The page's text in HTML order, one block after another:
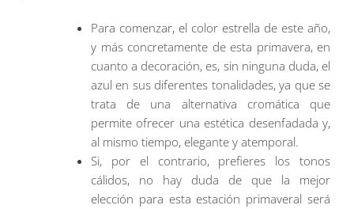
Para comenzar, el color estrella de este año,
y más concretamente de esta primavera, en
cuanto a decoración, es, sin ninguna duda, el
azul en sus diferentes tonalidades, ya que se
trata de una alternativa cromática que
permite ofrecer una estética desenfadada y,
al mismo tiempo, elegante y atemporal.
Si, por el contrario, prefieres los tonos
cálidos, no hay duda de que la mejor
elección para esta estación primaveral será